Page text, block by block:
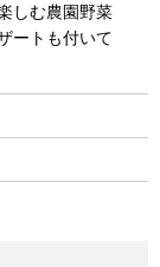
しむ農園野菜
ートも付いて